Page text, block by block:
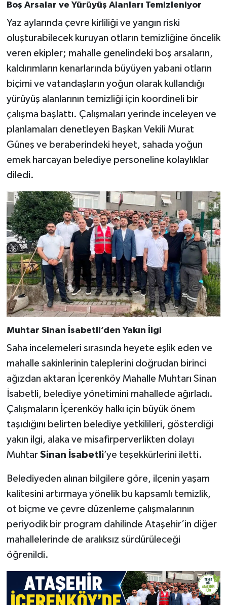
Boş Arsalar ve Yürüyüş Alanları Temizleniyor
Yaz aylarında çevre kirliliği ve yangın riski
oluşturabilecek kuruyan otların temizliğine öncelik
veren ekipler; mahalle genelindeki boş arsaların,
kaldırımların kenarlarında büyüyen yabani otların
biçimi ve vatandaşların yoğun olarak kullandığı
yürüyüş alanlarının temizliği için koordineli bir
çalışma başlattı. Çalışmaları yerinde inceleyen ve
planlamaları denetleyen Başkan Vekili Murat
Güneş ve beraberindeki heyet, sahada yoğun
emek harcayan belediye personeline kolaylıklar
diledi.
Muhtar Sinan İsabetli’den Yakın İlgi
Saha incelemeleri sırasında heyete eşlik eden ve
mahalle sakinlerinin taleplerini doğrudan birinci
ağızdan aktaran İçerenköy Mahalle Muhtarı Sinan
İsabetli, belediye yönetimini mahallede ağırladı.
Çalışmaların İçerenköy halkı için büyük önem
taşıdığını belirten belediye yetkilileri, gösterdiği
yakın ilgi, alaka ve misafirperverlikten dolayı
Muhtar Sinan İsabetli’ye teşekkürlerini iletti.
Belediyeden alınan bilgilere göre, ilçenin yaşam
kalitesini artırmaya yönelik bu kapsamlı temizlik,
ot biçme ve çevre düzenleme çalışmalarının
periyodik bir program dahilinde Ataşehir’in diğer
mahallelerinde de aralıksız sürdürüleceği
öğrenildi.